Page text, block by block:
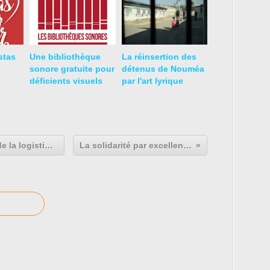
Une bibliothèque
sonore gratuite pour
déficients visuels
La réinsertion des
détenus de Nouméa
par l'art lyrique
La Charrette ou la mutualisation de la logistique dans la vente directe La solidarité par excellence: les aidants.